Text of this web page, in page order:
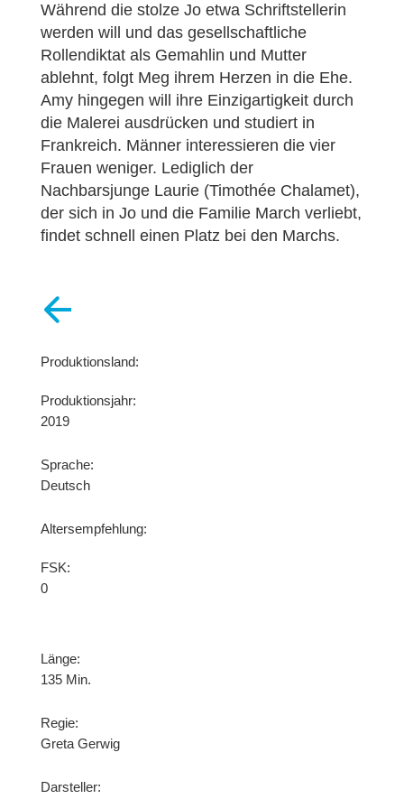
Während die stolze Jo etwa Schriftstellerin
werden will und das gesellschaftliche
Rollendiktat als Gemahlin und Mutter
ablehnt, folgt Meg ihrem Herzen in die Ehe.
Amy hingegen will ihre Einzigartigkeit durch
die Malerei ausdrücken und studiert in
Frankreich. Männer interessieren die vier
Frauen weniger. Lediglich der
Nachbarsjunge Laurie (Timothée Chalamet),
der sich in Jo und die Familie March verliebt,
findet schnell einen Platz bei den Marchs.
Produktionsland:
Produktionsjahr:
2019
Sprache:
Deutsch
Altersempfehlung:
FSK:
0
Länge:
135 Min.
Regie:
Greta Gerwig
Darsteller: